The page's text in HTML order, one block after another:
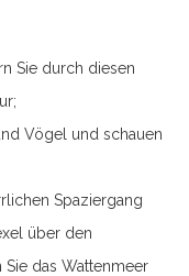
Sie durch diesen
Vögel und schauen
Spaziergang
über den
Sie das Wattenmeer